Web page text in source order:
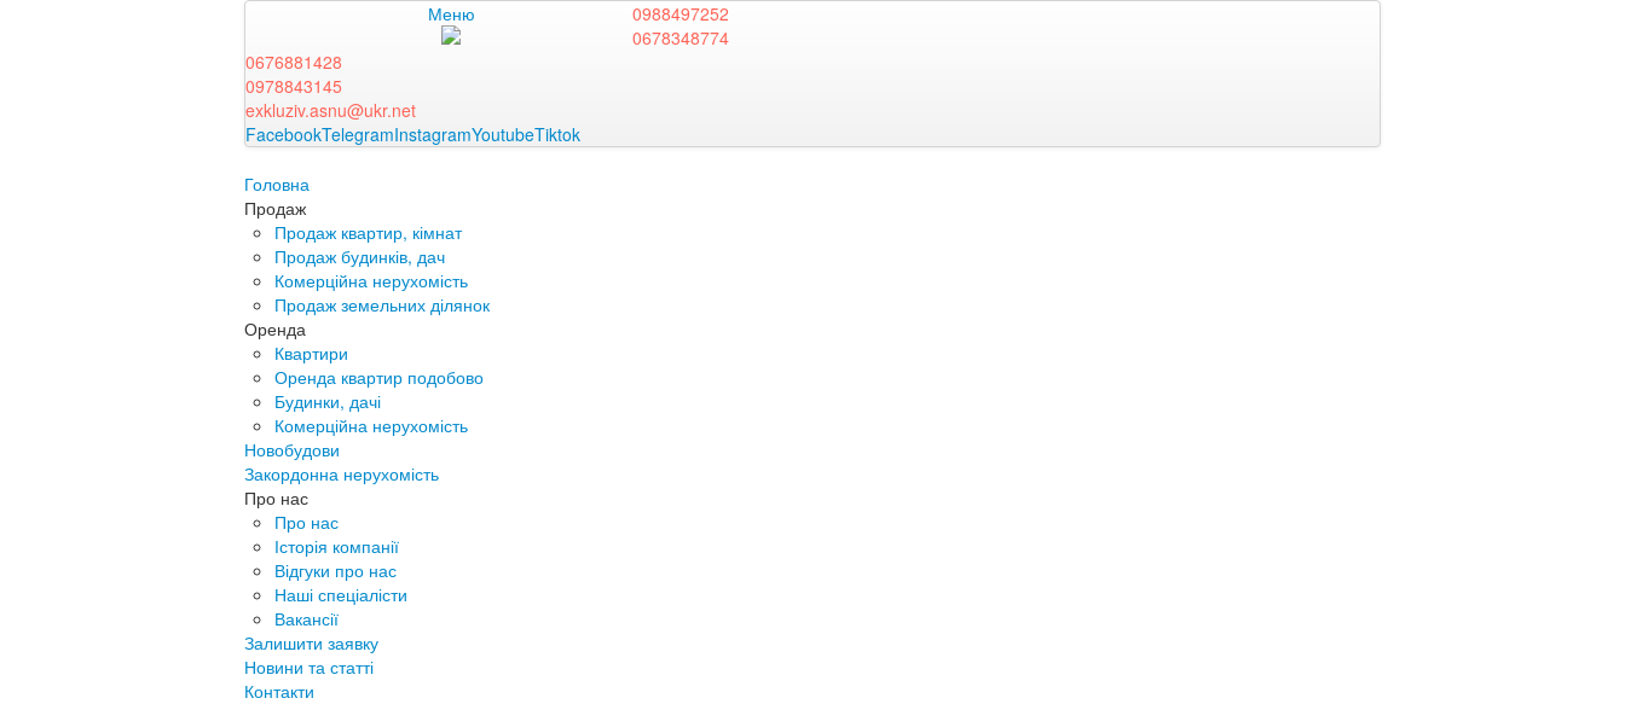
Меню
0988497252
0678348774
0676881428
0978843145
exkluziv.asnu@ukr.net
FacebookTelegramInstagramYoutubeTiktok
Головна
Продаж
Продаж квартир, кімнат
Продаж будинків, дач
Комерційна нерухомість
Продаж земельних ділянок
Оренда
Квартири
Оренда квартир подобово
Будинки, дачі
Комерційна нерухомість
Новобудови
Закордонна нерухомість
Про нас
Про нас
Історія компанії
Відгуки про нас
Наші спеціалісти
Вакансії
Залишити заявку
Новини та статті
Контакти